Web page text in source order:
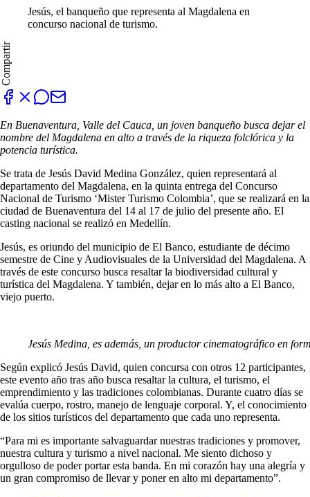
Jesús, el banqueño que representa al Magdalena en
concurso nacional de turismo.
Compartir
En Buenaventura, Valle del Cauca, un joven banqueño busca dejar el
nombre del Magdalena en alto a través de la riqueza folclórica y la
potencia turística.
Se trata de Jesús David Medina González, quien representará al
departamento del Magdalena, en la quinta entrega del Concurso
Nacional de Turismo ‘Mister Turismo Colombia’, que se realizará en la
ciudad de Buenaventura del 14 al 17 de julio del presente año. El
casting nacional se realizó en Medellín.
Jesús, es oriundo del municipio de El Banco, estudiante de décimo
semestre de Cine y Audiovisuales de la Universidad del Magdalena. A
través de este concurso busca resaltar la biodiversidad cultural y
turística del Magdalena. Y también, dejar en lo más alto a El Banco,
viejo puerto.
Jesús Medina, es además, un productor cinematográfico en
Según explicó Jesús David, quien concursa con otros 12 participantes,
este evento año tras año busca resaltar la cultura, el turismo, el
emprendimiento y las tradiciones colombianas. Durante cuatro días se
evalúa cuerpo, rostro, manejo de lenguaje corporal. Y, el conocimiento
de los sitios turísticos del departamento que cada uno representa.
“Para mi es importante salvaguardar nuestras tradiciones y promover,
nuestra cultura y turismo a nivel nacional. Me siento dichoso y
orgulloso de poder portar esta banda. En mi corazón hay una alegría y
un gran compromiso de llevar y poner en alto mi departamento”.